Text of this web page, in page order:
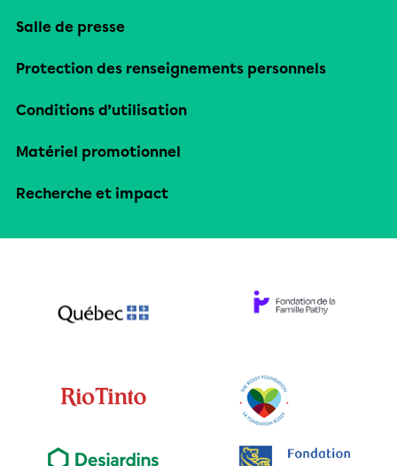
Salle de presse
Protection des renseignements personnels
Conditions d’utilisation
Matériel promotionnel
Recherche et impact